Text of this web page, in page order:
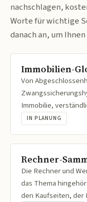
nachschlagen,
Worte für wichtige
danach an, um
Immobilien-
Von
Immobilie,
IN PLANUNG
Rechner-
Die Rechner und
das Thema
den Kaufseiten, der